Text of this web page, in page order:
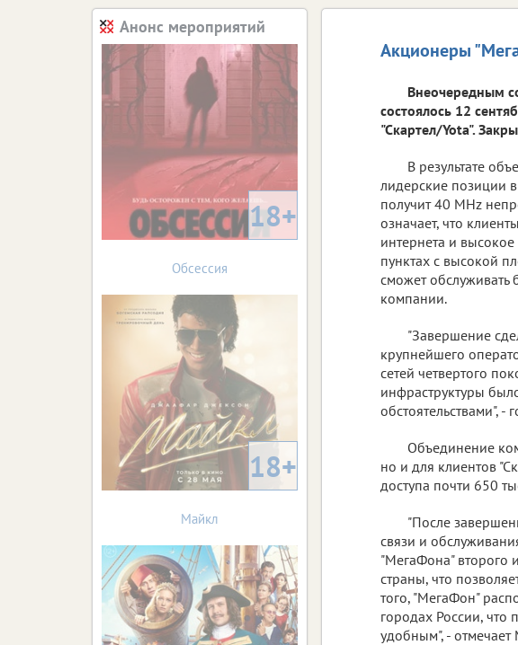
Акционеры
Внеочередным
состоялось 12
"Скартел/Yota".
В результате
лидерские позиции
получит 40 MHz
означает, что
интернета и
пунктах с высокой
сможет обслуживать
компании.
"Завершение
крупнейшего
сетей четвертого
инфраструктуры
обстоятельствами",
Объединение
но и для клиентов
доступа почти 650
"После
связи и
"МегаФона" второго
страны, что
того, "МегаФон"
городах России, что
удобным", -
Анонс мероприятий
18+
Обсессия
18+
Майкл